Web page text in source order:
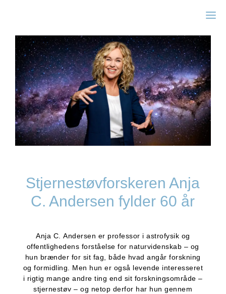
Stjernestøvforskeren Anja
C. Andersen fylder 60 år
Anja C. Andersen er professor i astrofysik og
offentlighedens forståelse for naturvidenskab – og
hun brænder for sit fag, både hvad angår forskning
og formidling. Men hun er også levende interesseret
i rigtig mange andre ting end sit forskningsområde –
stjernestøv – og netop derfor har hun gennem